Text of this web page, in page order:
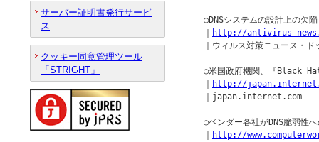
○DNSシステムの設計上の欠陥
http://antivirus-
｜ウィルス対策ニュース・ド
○米国政府機関、『Black Hat
http://
｜japan.internet.com
○ベンダー各社がDNS脆弱性へ
http://
サーバー証明書発行サービ
ス
クッキー同意管理ツール
「STRIGHT」